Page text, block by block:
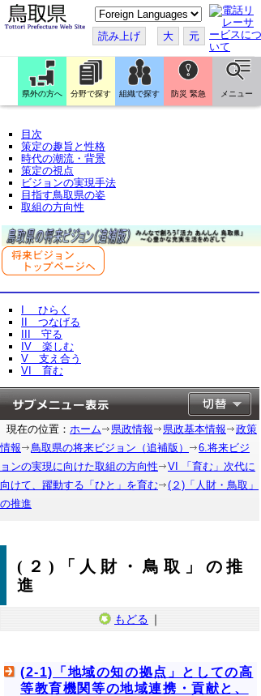
こ
の
ペ
ー
ジ
を
翻
訳
す
読み上げ 大 元
県外の方へ 分野で探す 組織で探す 防災 緊急 メニュー
目次
策定の趣旨と性格
時代の潮流・背景
策定の視点
ビジョンの実現手法
目指す鳥取県の姿
取組の方向性
I ひらく
II つなげる
III 守る
IV 楽しむ
V 支え合う
VI 育む
現在の位置： ホーム 県政情報 県政基本情報
政策
情報
鳥取県の将来ビジョン（追補版）
6.将来ビジ
ョンの実現に向けた取組の方向性
VI 「育む」次代に
向けて、躍動する「ひと」を育む
(２)「人財・鳥取」
の推進
(２)「人財・鳥取」の推
進
もどる ｜
(2-1)「地域の知の拠点」としての高
等教育機関等の地域連携・貢献と、